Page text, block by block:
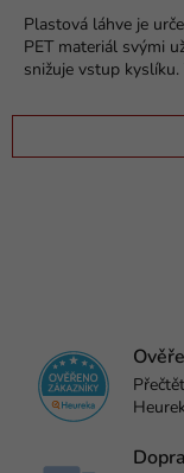
Plastová láhve je
PET materiál svými
snižuje vstup